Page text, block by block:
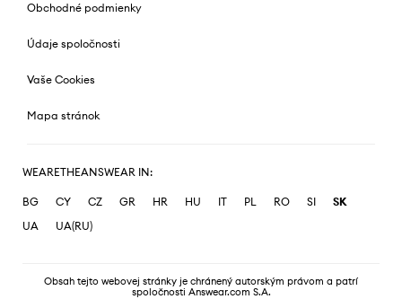
Obchodné podmienky
Údaje spoločnosti
Vaše Cookies
Mapa stránok
WEARETHEANSWEAR IN:
BG CY CZ GR HR HU IT PL RO SI
SK
UA
UA(RU)
Obsah tejto webovej stránky je chránený autorským právom a patrí
spoločnosti Answear.com S.A.